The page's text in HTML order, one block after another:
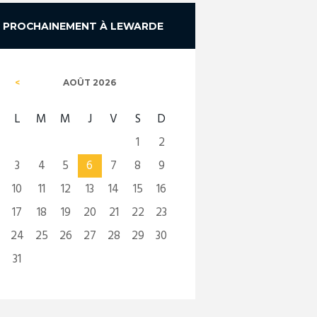
PROCHAINEMENT À LEWARDE
AOÛT 2026
L M M J V S
D
1
2
3
4 5 6 7 8
9
10
11 12 13 14 15
16
17
18 19 20 21 22
23
24
25 26 27 28 29
30
31